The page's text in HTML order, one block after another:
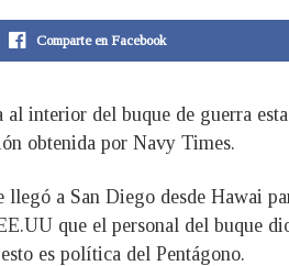
Comparte en Facebook
al interior del buque de guerra
obtenida por Navy Times.
llegó a San Diego desde Hawai
que el personal del buque
es política del Pentágono.